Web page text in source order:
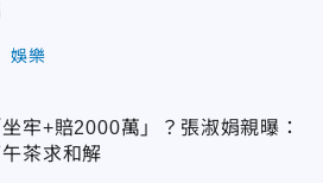
娛樂
牢+賠2000萬」？張淑娟親曝：
茶求和解